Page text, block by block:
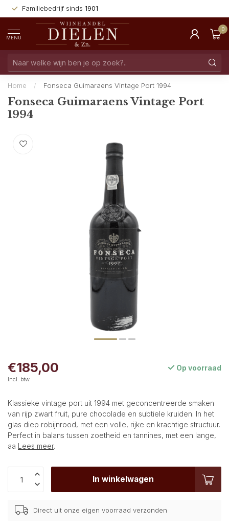
Familiebedrijf sinds 1901
MENU
0
Home / Fonseca Guimaraens Vintage Port 1994
Fonseca Guimaraens Vintage Port
1994
€185,00
Incl. btw
Op voorraad
Klassieke vintage port uit 1994 met geconcentreerde smaken
van rijp zwart fruit, pure chocolade en subtiele kruiden. In het
glas diep robijnrood, met een volle, rijke en krachtige structuur.
Perfect in balans tussen zoetheid en tannines, met een lange,
aa Lees meer.
In winkelwagen
Direct uit onze eigen voorraad verzonden